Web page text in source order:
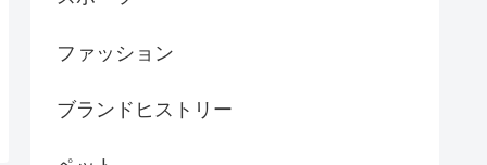
ファッション
ブランドヒストリー